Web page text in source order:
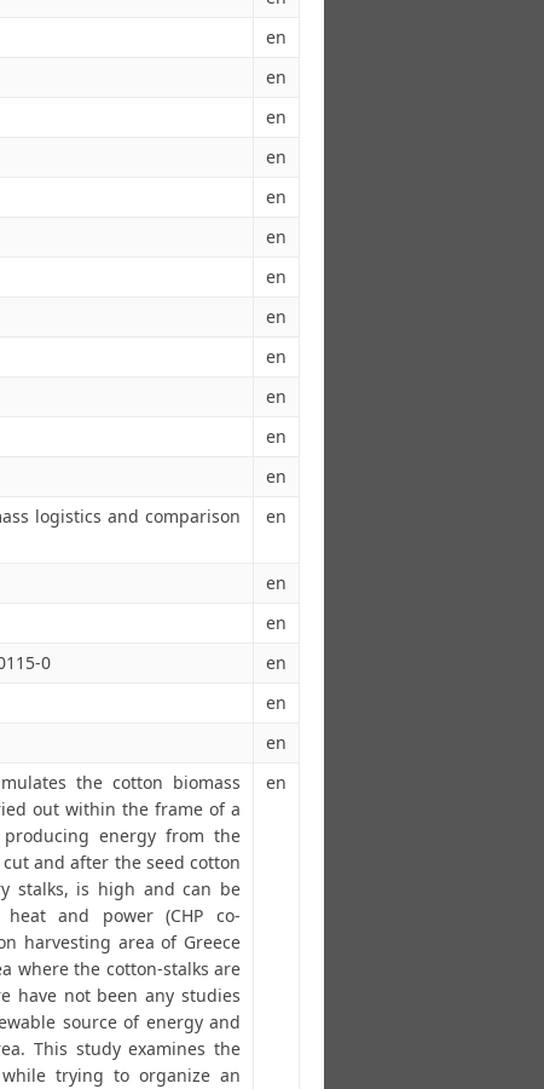
en
en
en
en
en
en
en
en
en
en
en
en
logistics and comparison
en
en
en
0
en
en
en
the cotton biomass
out within the frame of a
energy from the
and after the seed cotton
stalks, is high and can be
and power (CHP co-
harvesting area of Greece
where the cotton-stalks are
have not been any studies
source of energy and
This study examines the
trying to organize an
en